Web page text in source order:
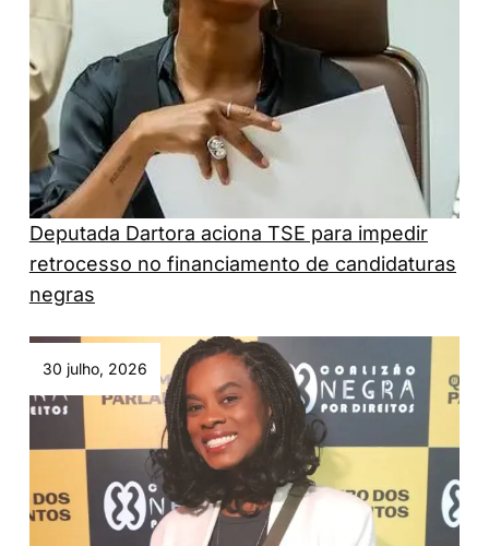
Deputada Dartora aciona TSE para impedir
retrocesso no financiamento de candidaturas
negras
30 julho, 2026